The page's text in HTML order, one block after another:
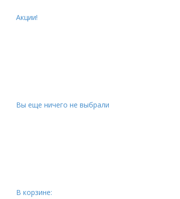
Акции!
Вы еще ничего не выбрали
В корзине: